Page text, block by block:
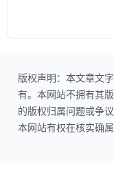
版权声明：本文章文
有。本网站不拥有其
的版权归属问题或争
本网站有权在核实确